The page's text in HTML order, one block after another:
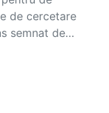
de cercetare
semnat de…